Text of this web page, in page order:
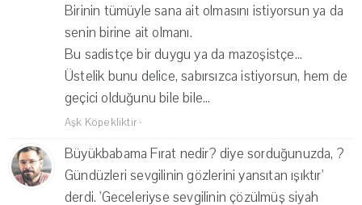
Birinin tümüyle sana ait olmasını istiyorsun ya da
senin birine ait olmanı.
Bu sadistçe bir duygu ya da mazoşistçe...
Üstelik bunu delice, sabırsızca istiyorsun, hem de
geçici olduğunu bile bile...
Aşk Köpekliktir ·
Büyükbabama Fırat nedir? diye sorduğunuzda, ?
Gündüzleri sevgilinin gözlerini yansıtan ışıktır'
derdi. 'Geceleriyse sevgilinin çözülmüş siyah